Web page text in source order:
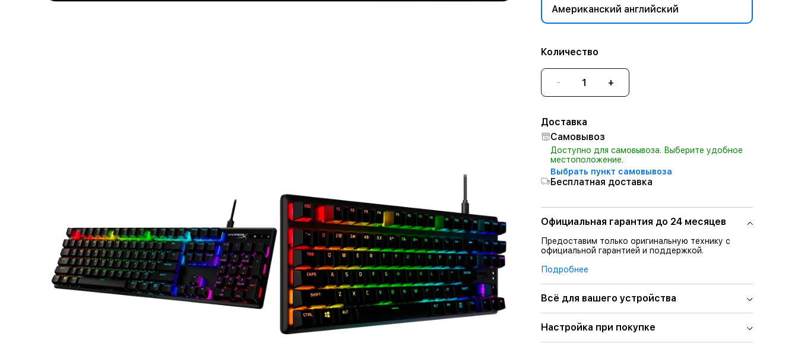
Американский английский
Количество
- +
Доставка
Самовывоз
Доступно для самовывоза. Выберите удобное
местоположение.
Выбрать пункт самовывоза
Бесплатная доставка
Официальная гарантия до 24 месяцев
Предоставим только оригинальную технику с
официальной гарантией и поддержкой.
Подробнее
Всё для вашего устройства
Настройка при покупке